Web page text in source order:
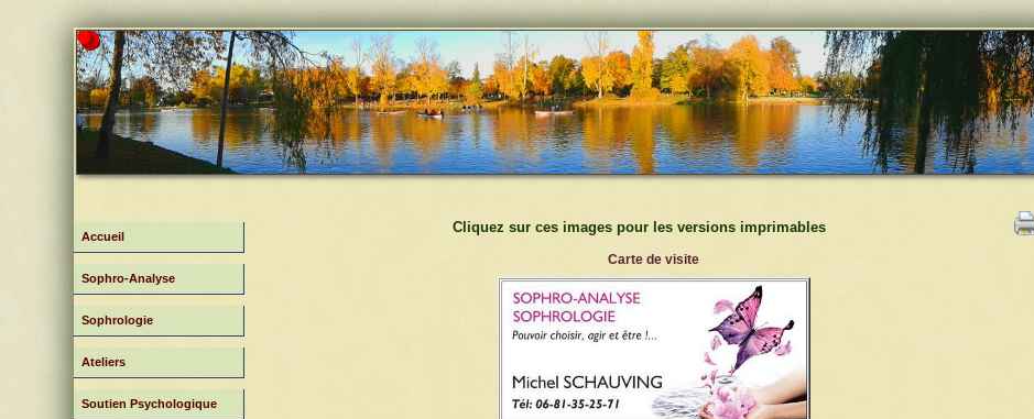
Accueil
Sophro-Analyse
Sophrologie
Ateliers
Soutien Psychologique
Cliquez sur ces images pour les versions imprimables
Carte de visite